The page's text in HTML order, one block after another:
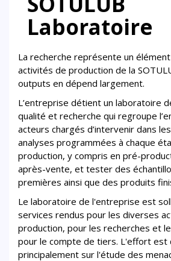
Laboratoire
La recherche représente un
activités de production de la
outputs en dépend largement.
L’entreprise détient un laboratoire
qualité et recherche qui regroupe
acteurs chargés d’intervenir dans
analyses programmées à chaque
production, y compris en pré-
après-vente, et tester des
premières ainsi que des produits
Le laboratoire de l'entreprise est
services rendus pour les diverses
production, pour les recherches et
pour le compte de tiers. L'effort est
principalement sur l'étude des